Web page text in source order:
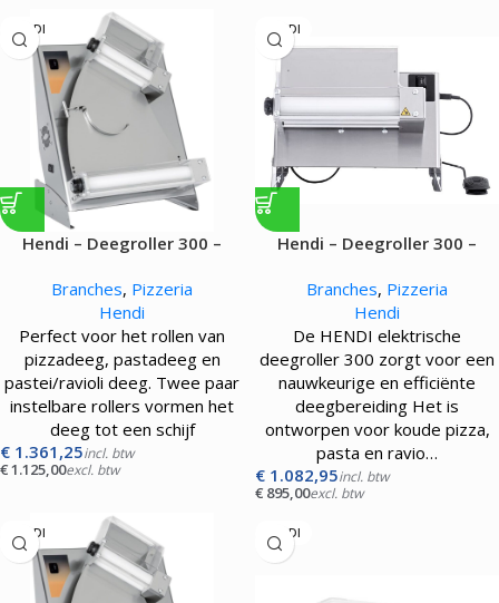
HENDI
Hendi – Deegroller 300 –
Branches, Pizzeria
Hendi
Perfect voor het rollen van
pizzadeeg, pastadeeg en
pastei/ravioli deeg. Twee paar
instelbare rollers vormen het
deeg tot een schijf
€ 1.361,25incl. btw
€1.125,00excl. btw
HENDI
Hendi – Deegroller 300 –
Branches, Pizzeria
Hendi
De HENDI elektrische
deegroller 300 zorgt voor een
nauwkeurige en efficiënte
deegbereiding Het is
ontworpen voor koude pizza,
pasta en ravio…
€ 1.082,95incl. btw
€ 895,00excl. btw
HENDI HENDI